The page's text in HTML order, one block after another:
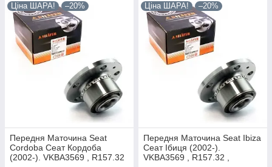
Ціна ШАРА! –20%
Передня Маточина Seat
Cordoba Сеат Кордоба
(2002-). VKBA3569 , R157.32
Ціна ШАРА! –20%
Передня Маточина Seat Ibiza
Сеат Ібиця (2002-).
VKBA3569 , R157.32 ,